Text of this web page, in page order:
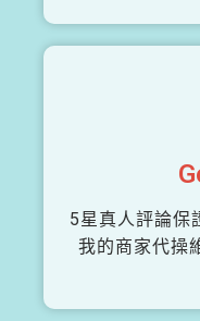
5星真人評論保
我的商家代操